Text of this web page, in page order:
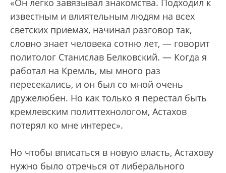
«Он легко завязывал знакомства. Подходил к
известным и влиятельным людям на всех
светских приемах, начинал разговор так,
словно знает человека сотню лет, — говорит
политолог Станислав Белковский. — Когда я
работал на Кремль, мы много раз
пересекались, и он был со мной очень
дружелюбен. Но как только я перестал быть
кремлевским политтехнологом, Астахов
потерял ко мне интерес».
Но чтобы вписаться в новую власть, Астахову
нужно было отречься от либерального